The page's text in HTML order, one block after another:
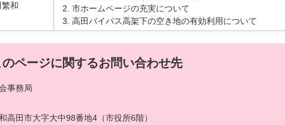
和
市ホームページの充実について
高田バイパス高架下の空き地の有効利用について
のページに関するお問い合わせ先
事務局
高田市大字大中98番地4（市役所6階）